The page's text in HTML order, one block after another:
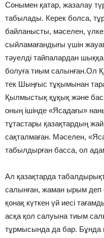
Сонымен қатар, жазалау
табылады. Керек болса,
байланысты, мәселен,
сыйламағандығы үшін
тәуелді тайпалардан
болуға тиым салынған.Ол
тек Шыңғыс тұқымынан
Қылмыстық құқық және
оның ішінде «Ясадағы»
тұтастары қазақтардың
сақталмаған. Мәселен,
табылдырған басса, ол
Ал қазақтарда
салынған, жаман ырым деп
қонақ күткен үй иесі
асқа қол салуына тиым
тұрмысында да бар. Бұнда